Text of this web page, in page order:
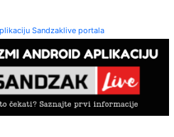
Sandzaklive portala